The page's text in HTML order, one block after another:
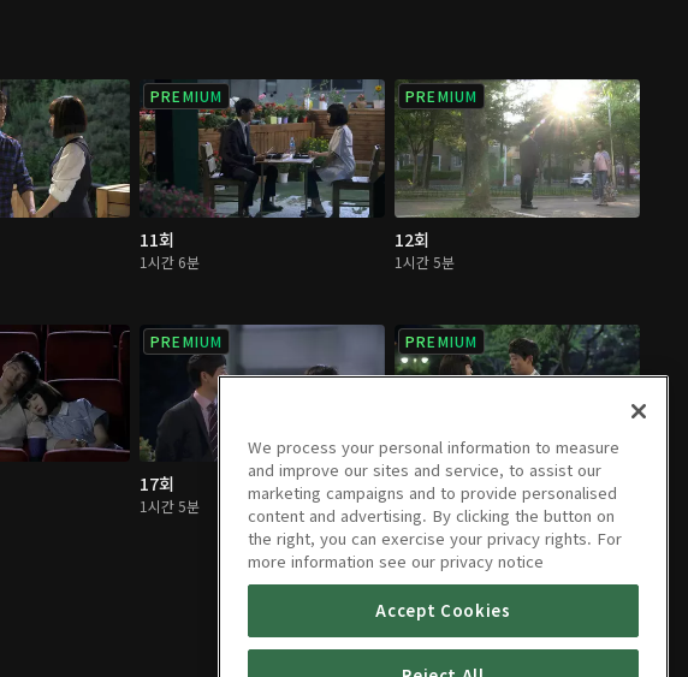
PREMIUM
11회
1시간 6분
PREMIUM
12회
1시간 5분
PREMIUM
17회
1시간 5분
PREMIUM
18회
1시간 4분
We process your personal information to measure
and improve our sites and service, to assist our
marketing campaigns and to provide personalised
content and advertising. By clicking the button on
the right, you can exercise your privacy rights. For
more information see our privacy notice
Accept Cookies